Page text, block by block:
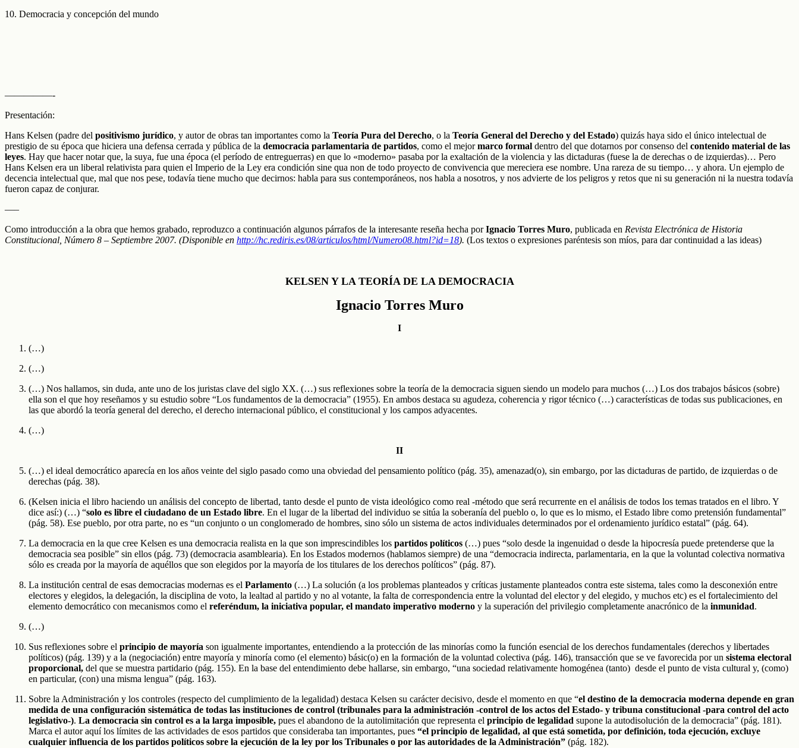
10. Democracia y concepción del mundo
—————-
Presentación:
Hans Kelsen (padre del positivismo jurídico, y autor de obras tan importantes como la Teoría Pura del Derecho, o la Teoría General del Derecho y del Estado) quizás haya sido el único intelectual de
prestigio de su época que hiciera una defensa cerrada y pública de la democracia parlamentaria de partidos, como el mejormarco formal dentro del que dotarnos por consenso del contenido material de las
leyes. Hay que hacer notar que, la suya, fue una época (el período de entreguerras) en que lo «moderno» pasaba por la exaltación de la violencia y las dictaduras (fuese la de derechas o de izquierdas)… Pero
Hans Kelsen era un liberal relativista para quien el Imperio de la Ley era condición sine qua non de todo proyecto de convivencia que mereciera ese nombre. Una rareza de su tiempo… y ahora. Un ejemplo de
decencia intelectual que, mal que nos pese, todavía tiene mucho que decirnos: habla para sus contemporáneos, nos habla a nosotros, y nos advierte de los peligros y retos que ni su generación ni la nuestra todavía
fueron capaz de conjurar.
—–
Como introducción a la obra que hemos grabado, reproduzco a continuación algunos párrafos de la interesante reseña hecha porIgnacio Torres Muro, publicada en Revista Electrónica de Historia
Constitucional, Número 8 – Septiembre 2007. (Disponible en http://hc.rediris.es/08/articulos/html/Numero08.html?id=18). (Los textos o expresiones paréntesis son míos, para dar continuidad a las ideas)
KELSEN Y LA TEORÍA DE LA DEMOCRACIA
Ignacio Torres Muro
I
(…)
(…)
(…) Nos hallamos, sin duda, ante uno de los juristas clave del siglo XX. (…) sus reflexiones sobre la teoría de la democracia siguen siendo un modelo para muchos (…) Los dos trabajos básicos (sobre)
ella son el que hoy reseñamos y su estudio sobre “Los fundamentos de la democracia” (1955). En ambos destaca su agudeza, coherencia y rigor técnico (…) características de todas sus publicaciones, en
las que abordó la teoría general del derecho, el derecho internacional público, el constitucional y los campos adyacentes.
(…)
II
(…) el ideal democrático aparecía en los años veinte del siglo pasado como una obviedad del pensamiento político (pág. 35), amenazad(o), sin embargo, por las dictaduras de partido, de izquierdas o de
derechas (pág. 38).
(Kelsen inicia el libro haciendo un análisis del concepto de libertad, tanto desde el punto de vista ideológico como real -método que será recurrente en el análisis de todos los temas tratados en el libro. Y
dice así:) (…) “solo es libre el ciudadano de un Estado libre. En el lugar de la libertad del individuo se sitúa la soberanía del pueblo o, lo que es lo mismo, el Estado libre como pretensión fundamental”
(pág. 58). Ese pueblo, por otra parte, no es “un conjunto o un conglomerado de hombres, sino sólo un sistema de actos individuales determinados por el ordenamiento jurídico estatal” (pág. 64).
La democracia en la que cree Kelsen es una democracia realista en la que son imprescindibles los partidos políticos (…) pues “solo desde la ingenuidad o desde la hipocresía puede pretenderse que la
democracia sea posible” sin ellos (pág. 73) (democracia asamblearia). En los Estados modernos (hablamos siempre) de una “democracia indirecta, parlamentaria, en la que la voluntad colectiva normativa
sólo es creada por la mayoría de aquéllos que son elegidos por la mayoría de los titulares de los derechos políticos” (pág. 87).
La institución central de esas democracias modernas es el Parlamento (…) La solución (a los problemas planteados y críticas justamente planteados contra este sistema, tales como la desconexión entre
electores y elegidos, la delegación, la disciplina de voto, la lealtad al partido y no al votante, la falta de correspondencia entre la voluntad del elector y del elegido, y muchos etc) es el fortalecimiento del
elemento democrático con mecanismos como el referéndum, la iniciativa popular, el mandato imperativo moderno y la superación del privilegio completamente anacrónico de la inmunidad.
(…)
Sus reflexiones sobre el principio de mayoría son igualmente importantes, entendiendo a la protección de las minorías como la función esencial de los derechos fundamentales (derechos y libertades
políticos) (pág. 139) y a la (negociación) entre mayoría y minoría como (el elemento) básic(o) en la formación de la voluntad colectiva (pág. 146), transacción que se ve favorecida por un sistema electoral
proporcional, del que se muestra partidario (pág. 155). En la base del entendimiento debe hallarse, sin embargo, “una sociedad relativamente homogénea (tanto) desde el punto de vista cultural y, (como)
en particular, (con) una misma lengua” (pág. 163).
Sobre la Administración y los controles (respecto del cumplimiento de la legalidad) destaca Kelsen su carácter decisivo, desde el momento en que “el destino de la democracia moderna depende en gran
medida de una configuración sistemática de todas las instituciones de control (tribunales para la administración -control de los actos del Estado- y tribuna constitucional -para control del acto
legislativo-). La democracia sin control es a la larga imposible, pues el abandono de la autolimitación que representa el principio de legalidad supone la autodisolución de la democracia” (pág. 181).
Marca el autor aquí los límites de las actividades de esos partidos que consideraba tan importantes, pues “el principio de legalidad, al que está sometida, por definición, toda ejecución, excluye
cualquier influencia de los partidos políticos sobre la ejecución de la ley por los Tribunales o por las autoridades de la Administración” (pág. 182).